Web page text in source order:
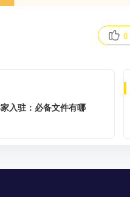
0
家入驻：必备文件有哪